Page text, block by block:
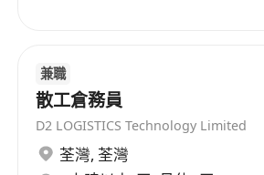
兼職
散工倉務員
D2 LOGISTICS Technology Limited
荃灣, 荃灣